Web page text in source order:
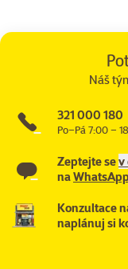
Náš
321 000 180
Po–Pá 7:00 –
Zeptejte sev
naWhatsApp
Konzultace
naplánuj si